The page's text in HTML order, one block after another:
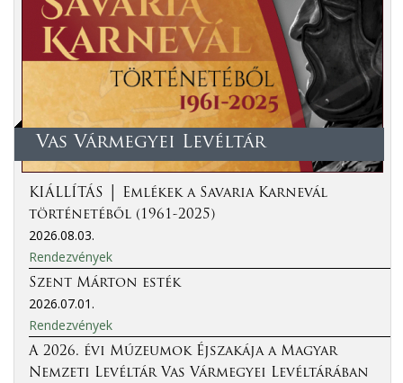
Vas Vármegyei Levéltár
KIÁLLÍTÁS │ Emlékek a Savaria Karnevál
történetéből (1961-2025)
2026.08.03.
Rendezvények
Szent Márton esték
2026.07.01.
Rendezvények
A 2026. évi Múzeumok Éjszakája a Magyar
Nemzeti Levéltár Vas Vármegyei Levéltárában